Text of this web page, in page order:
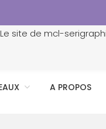
A PROPOS
Le site de mcl-